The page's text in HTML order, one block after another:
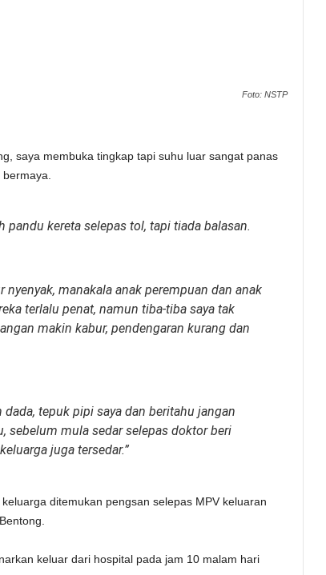
Foto: NSTP
saya membuka tingkap tapi suhu luar sangat panas
pandu kereta selepas tol, tapi tiada balasan.
manakala anak perempuan dan anak
terlalu penat, namun tiba-tiba saya tak
makin kabur, pendengaran kurang dan
tepuk pipi saya dan beritahu jangan
sebelum mula sedar selepas doktor beri
juga tersedar.”
ditemukan pengsan selepas MPV keluaran
keluar dari hospital pada jam 10 malam hari